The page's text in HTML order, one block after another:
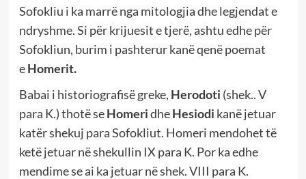
Sofokliu i ka marrë nga mitologjia dhe legjendat e
ndryshme. Si për krijuesit e tjerë, ashtu edhe për
Sofokliun, burim i pashterur kanë qenë poemat
e Homerit.
Babai i historiografisë greke, Herodoti (shek.. V
para K.) thotë se Homeridhe Hesiodi kanë jetuar
katër shekuj para Sofokliut. Homeri mendohet të
ketë jetuar në shekullin IX para K. Por ka edhe
mendime se ai ka jetuar në shek. VIII para K.